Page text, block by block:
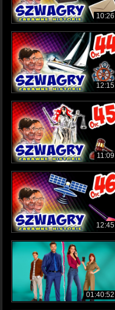
10:26
12:15
11:09
12:45
01:40:52